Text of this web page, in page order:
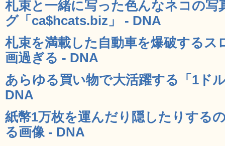
札束と一緒に写った色んなネコの
グ「ca$hcats.biz」 - DNA
札束を満載した自動車を爆破するス
画過ぎる - DNA
あらゆる買い物で大活躍する「1ド
DNA
紙幣1万枚を運んだり隠したりする
る画像 - DNA